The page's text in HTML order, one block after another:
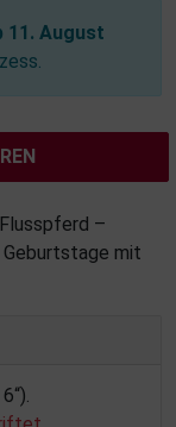
11. August
–
mit